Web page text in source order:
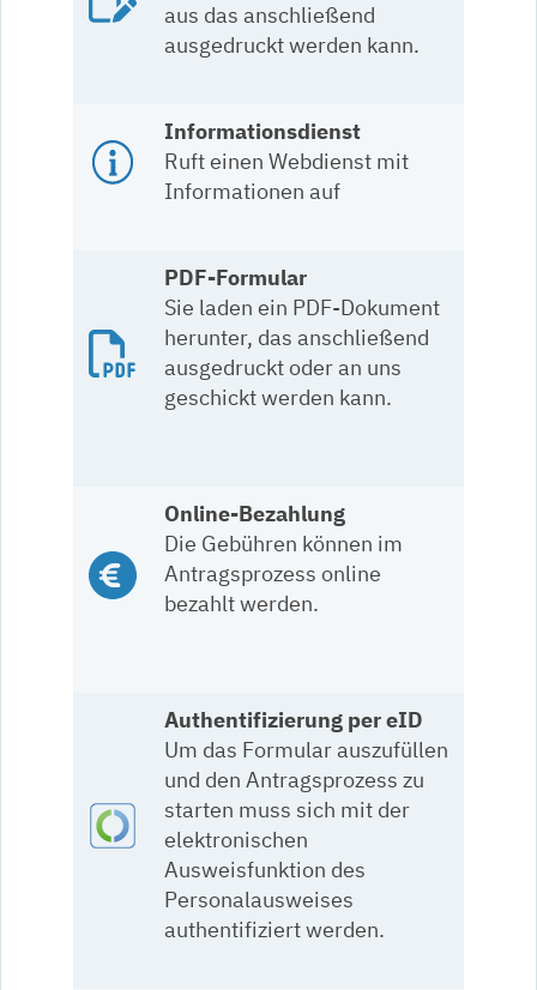
aus das anschließend
ausgedruckt werden kann.
Informationsdienst
Ruft einen Webdienst mit
Informationen auf
PDF-Formular
Sie laden ein PDF-Dokument
herunter, das anschließend
ausgedruckt oder an uns
geschickt werden kann.
Online-Bezahlung
Die Gebühren können im
Antragsprozess online
bezahlt werden.
Authentifizierung per eID
Um das Formular auszufüllen
und den Antragsprozess zu
starten muss sich mit der
elektronischen
Ausweisfunktion des
Personalausweises
authentifiziert werden.